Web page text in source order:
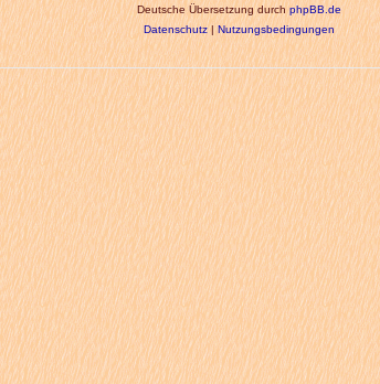
Deutsche Übersetzung durchphpBB.de
Datenschutz|Nutzungsbedingungen